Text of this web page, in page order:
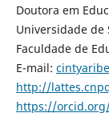
Doutora em
Universidade de
Faculdade de
E-mail:
http://
https://orcid.org/